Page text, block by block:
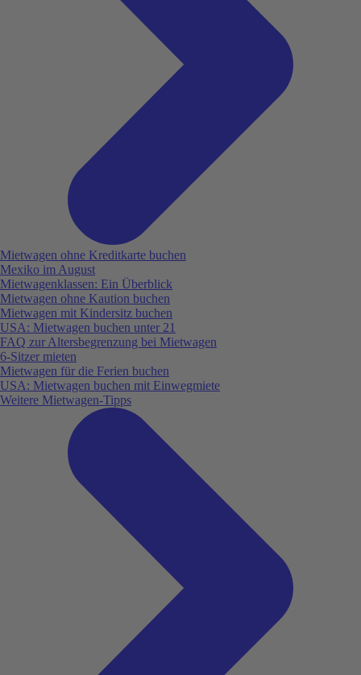
Mietwagen ohne Kreditkarte buchen
Mexiko im August
Mietwagenklassen: Ein Überblick
Mietwagen ohne Kaution buchen
Mietwagen mit Kindersitz buchen
USA: Mietwagen buchen unter 21
FAQ zur Altersbegrenzung bei Mietwagen
6-Sitzer mieten
Mietwagen für die Ferien buchen
USA: Mietwagen buchen mit Einwegmiete
Weitere Mietwagen-Tipps